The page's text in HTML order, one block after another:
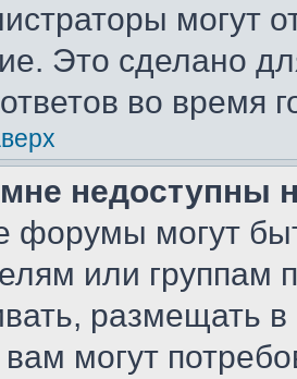
могут
Это сделано
во время
недоступны
форумы могут
или группам
размещать
могут